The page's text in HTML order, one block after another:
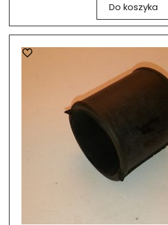
Do koszyka